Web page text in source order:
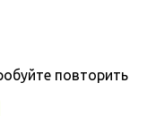
повторить